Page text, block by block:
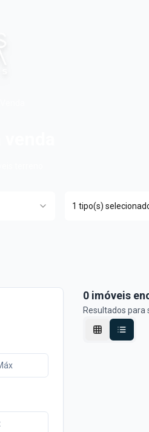
1 tipo(s)
0 imóveis
Resultados para